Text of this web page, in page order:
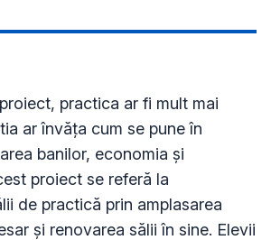
practica ar fi mult mai
ar învăța cum se pune în
banilor, economia și
proiect se referă la
de practică prin amplasarea
și renovarea sălii în sine. Elevii